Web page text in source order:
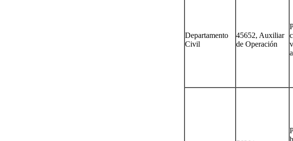
Departamento
Civil
45652, Auxiliar
de Operación